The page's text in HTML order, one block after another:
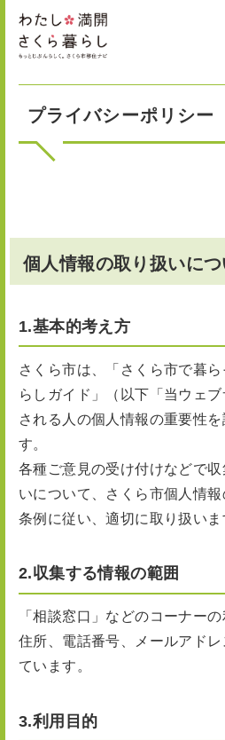
プライバシーポリシー
個人情報の取り扱いにつ
1.基本的考え方
さくら市は、「さくら市で暮
らしガイド」（以下「当ウェ
される人の個人情報の重要性
す。
各種ご意見の受け付けなどで
いについて、さくら市個人情
条例に従い、適切に取り扱いま
2.収集する情報の範囲
「相談窓口」などのコーナー
住所、電話番号、メールアド
ています。
3.利用目的